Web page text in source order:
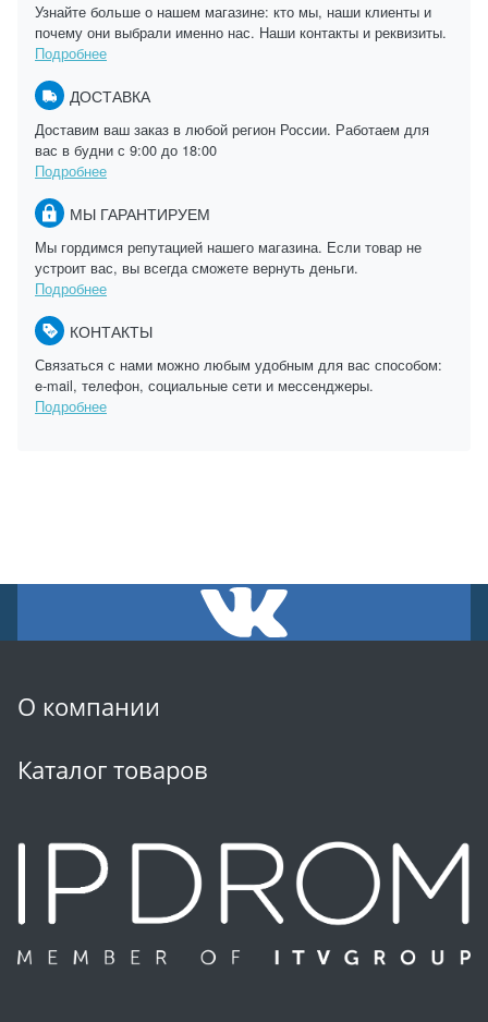
Узнайте больше о нашем магазине: кто мы, наши клиенты и
почему они выбрали именно нас. Наши контакты и реквизиты.
Подробнее
ДОСТАВКА
Доставим ваш заказ в любой регион России. Работаем для
вас в будни с 9:00 до 18:00
Подробнее
МЫ ГАРАНТИРУЕМ
Мы гордимся репутацией нашего магазина. Если товар не
устроит вас, вы всегда сможете вернуть деньги.
Подробнее
КОНТАКТЫ
Связаться с нами можно любым удобным для вас способом:
e-mail, телефон, социальные сети и мессенджеры.
Подробнее
О компании
Каталог товаров